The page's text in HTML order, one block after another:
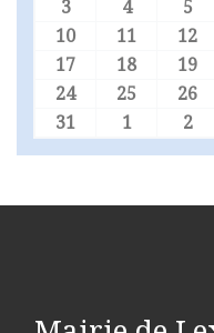
3 3 août 2026
44 août 5
10 10 août 2026
11 11 août
12
17 17 août 2026
18 18 août
19
2424 août 2026
25 25 août
26
31
31 août 2026
1 1 2